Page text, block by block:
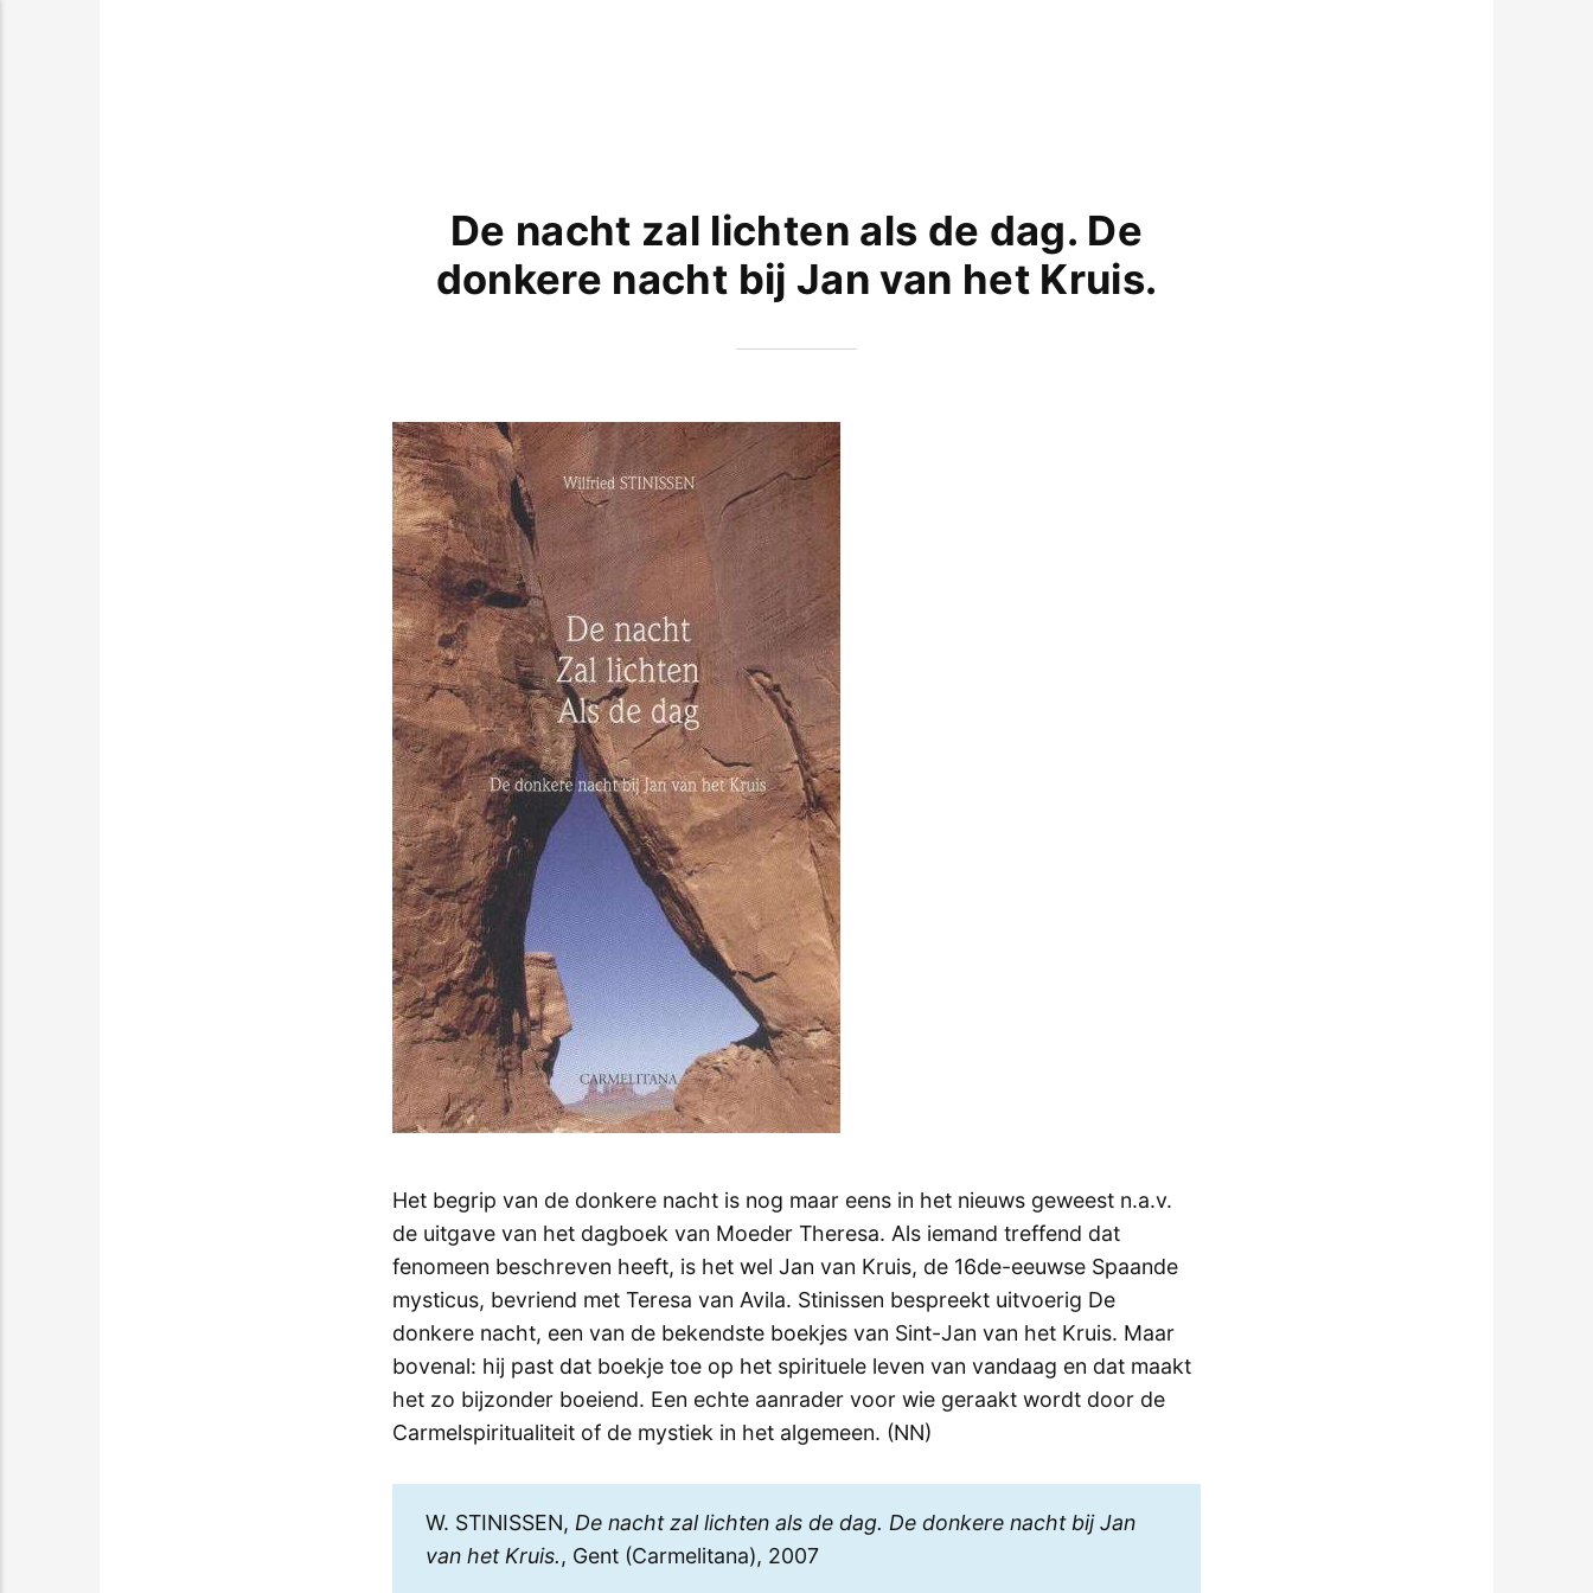
De nacht zal lichten als de dag. De
donkere nacht bij Jan van het Kruis.
Het begrip van de donkere nacht is nog maar eens in het nieuws geweest n.a.v.
de uitgave van het dagboek van Moeder Theresa. Als iemand treffend dat
fenomeen beschreven heeft, is het wel Jan van Kruis, de 16de-eeuwse Spaande
mysticus, bevriend met Teresa van Avila. Stinissen bespreekt uitvoerig De
donkere nacht, een van de bekendste boekjes van Sint-Jan van het Kruis. Maar
bovenal: hij past dat boekje toe op het spirituele leven van vandaag en dat maakt
het zo bijzonder boeiend. Een echte aanrader voor wie geraakt wordt door de
Carmelspiritualiteit of de mystiek in het algemeen. (NN)
W. STINISSEN, De nacht zal lichten als de dag. De donkere nacht bij Jan
van het Kruis., Gent (Carmelitana), 2007